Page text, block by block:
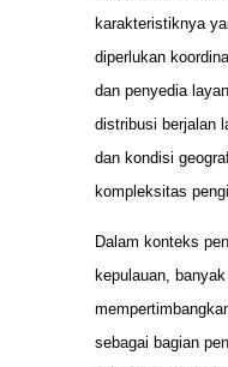
karakteristiknya
diperlukan
dan penyedia
distribusi berjalan
dan kondisi
kompleksitas
Dalam konteks
kepulauan,
sebagai bagian